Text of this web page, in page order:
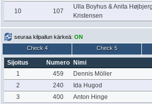
10 107
Ulla Boyhus & Anita
Kristensen
seuraa kilpailun kärkeä: ON
Check 4
Check 5
Sijoitus Numero
Nimi
1
459
Dennis Möller
2
240
Ida Hugod
3
400 Anton Hinge